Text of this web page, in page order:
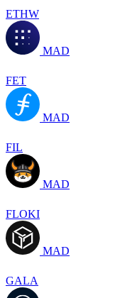
ETHW
MAD
FET
MAD
FIL
MAD
FLOKI
MAD
GALA